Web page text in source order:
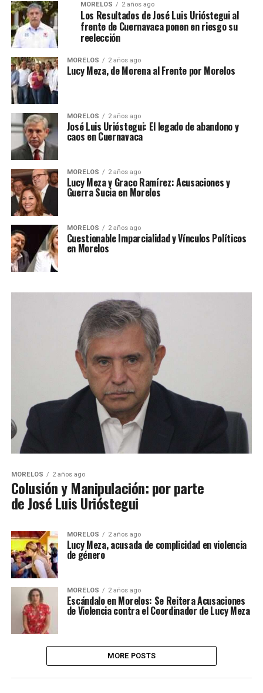
MORELOS 2 años ago
Los Resultados de José Luis Urióstegui al
frente de Cuernavaca ponen en riesgo su
reelección
MORELOS 2 años ago
Lucy Meza, de Morena al Frente por Morelos
MORELOS 2 años ago
José Luis Urióstegui: El legado de abandono y
caos en Cuernavaca
MORELOS 2 años ago
Lucy Meza y Graco Ramírez: Acusaciones y
Guerra Sucia en Morelos
MORELOS 2 años ago
Cuestionable Imparcialidad y Vínculos Políticos
en Morelos
MORELOS 2 años ago
Colusión y Manipulación: por parte
de José Luis Urióstegui
MORELOS 2 años ago
Lucy Meza, acusada de complicidad en violencia
de género
MORELOS 2 años ago
Escándalo en Morelos: Se Reitera Acusaciones
de Violencia contra el Coordinador de Lucy Meza
MORE POSTS